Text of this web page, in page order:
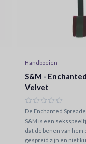
Handboeien
S&M -
Velvet
De Enchanted
S&M is een
dat de benen van hem
gespreid zijn en niet